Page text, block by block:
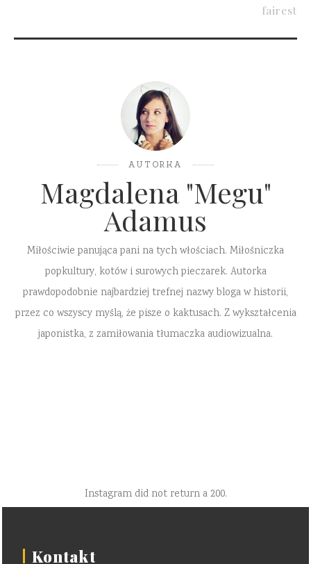
fairest
AUTORKA
Magdalena "Megu"
Adamus
Miłościwie panująca pani na tych włościach. Miłośniczka
popkultury, kotów i surowych pieczarek. Autorka
prawdopodobnie najbardziej trefnej nazwy bloga w historii,
przez co wszyscy myślą, że pisze o kaktusach. Z wykształcenia
japonistka, z zamiłowania tłumaczka audiowizualna.
Instagram did not return a 200.
Kontakt